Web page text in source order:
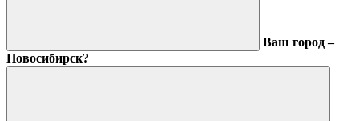
Ваш город –
Новосибирск?